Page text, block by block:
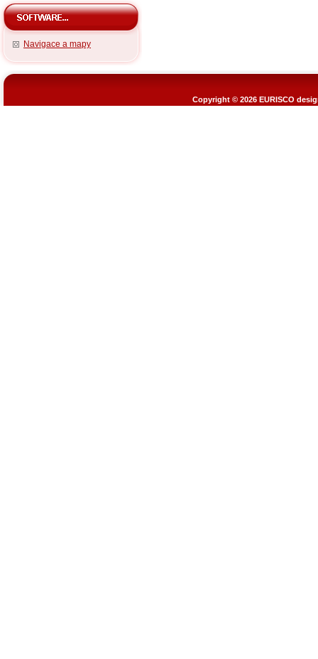
Navigace a mapy
Copyright © 2026 EURISCO